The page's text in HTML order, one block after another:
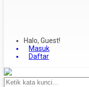
Halo, Guest!
Masuk
Daftar